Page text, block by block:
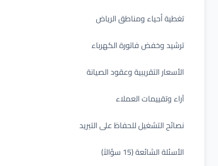
تغطية أحياء ومناطق الرياض
ترشيد وخفض فاتورة الكهرباء
الأسعار التقريبية وعقود الصيانة
آراء وتقييمات العملاء
نصائح التشغيل للحفاظ على التبريد
الأسئلة الشائعة (15 سؤالاً)